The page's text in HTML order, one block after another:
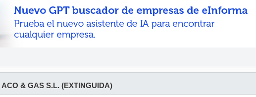
ACO & GAS S.L. (EXTINGUIDA)